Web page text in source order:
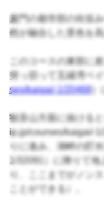
廈門の都市部の街並
然が融合した景色を
このコースの東部に
突っ切って五縁湾ベ
ses/kaigai/-1/20468）
観音山方面に抜ける
ip.jp/courses/kaigai/-
りに進み、湖畔の貯
1/32091）に降りて地
り、ここまでがノン
ことができる）。